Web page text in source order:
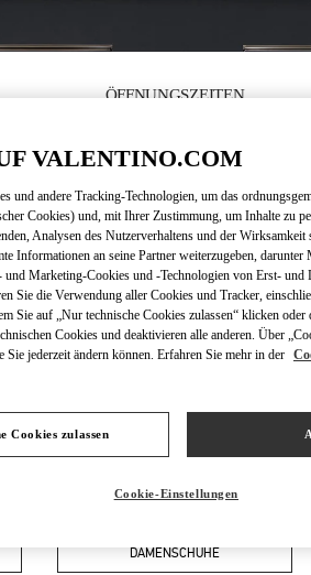
ÖFFNUNGSZEITEN
Montag
10:00 AM-
Dienstag
10:00 AM
10:00 PM
Mittwoch
10:00 AM-10:00 PM
Donnerstag
10:00 AM-10:00 PM
Freitag 10:00 AM-10:00 PM
Samstag 10:00 AM-10:00 PM
IN DIESER BOUTIQUE FINDEN SIE
DAMENSCHUHE
VALENTINO.COM
und andere Tracking-Technologien, um das
Cookies) und, mit Ihrer Zustimmung, um Inhalte zu
Analysen des Nutzerverhaltens und der Wirksamkeit
Informationen an seine Partner weiterzugeben,
Marketing-Cookies und -Technologien von Erst- und
Sie die Verwendung aller Cookies und Tracker,
Sie auf „Nur technische Cookies zulassen“ klicken oder
Cookies und deaktivieren alle anderen. Über
Sie jederzeit ändern können. Erfahren Sie mehr in der
Cookies zulassen
Cookie-Einstellungen